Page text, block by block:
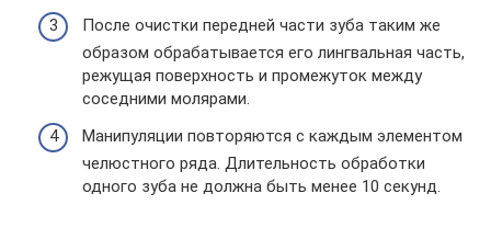
После очистки передней части зуба таким же
образом обрабатывается его лингвальная часть,
режущая поверхность и промежуток между
соседними молярами.
Манипуляции повторяются с каждым элементом
челюстного ряда. Длительность обработки
одного зуба не должна быть менее 10 секунд.